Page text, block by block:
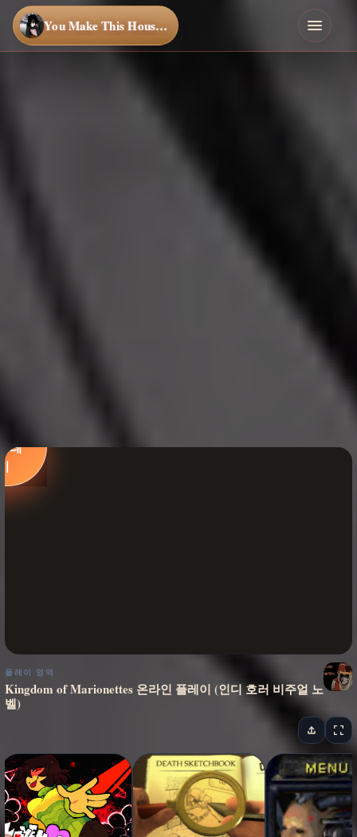
You Make This House a Home
레
플레이 영역
Kingdom of Marionettes 온라인 플레이 (인디 호러 비주얼 노
벨)